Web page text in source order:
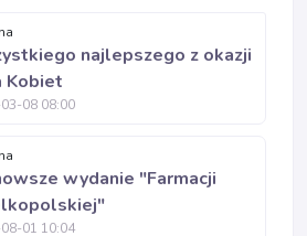
najlepszego z okazji
Kobiet
08 08:00
wydanie "Farmacji
01 10:04